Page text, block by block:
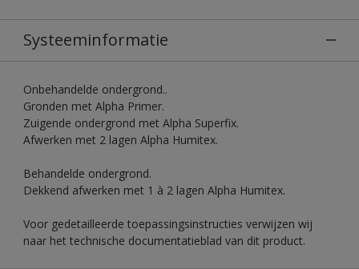
Systeeminformatie
Onbehandelde ondergrond..
Gronden met Alpha Primer.
Zuigende ondergrond met Alpha Superfix.
Afwerken met 2 lagen Alpha Humitex.
Behandelde ondergrond.
Dekkend afwerken met 1 à 2 lagen Alpha Humitex.
Voor gedetailleerde toepassingsinstructies verwijzen wij
naar het technische documentatieblad van dit product.